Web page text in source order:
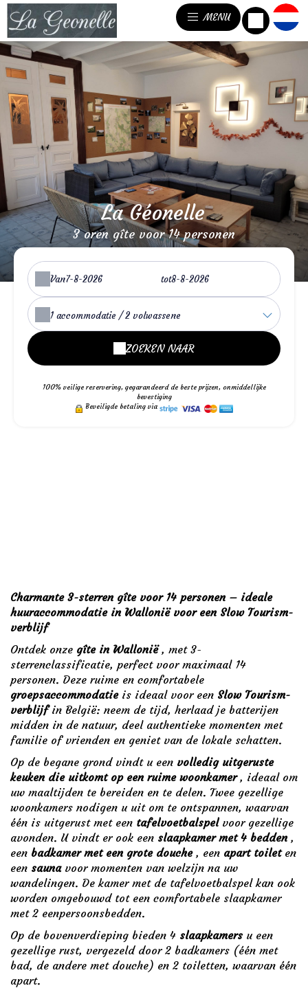
MENU
La Géonelle
3 oren gîte voor 14 personen
Van tot
1 accommodatie /2 volwassene
ZOEKEN NAAR
100% veilige reservering, gegarandeerd de beste prijzen, onmiddellijke
bevestiging
Beveiligde betaling via
Charmante 3-sterren gîte voor 14 personen – ideale
huuraccommodatie in Wallonië voor een Slow Tourism-
verblijf
Ontdek onze gîte in Wallonië, met 3-
sterrenclassificatie, perfect voor maximaal 14
personen. Deze ruime en comfortabele
groepsaccommodatieis ideaal voor een Slow Tourism-
verblijfin België: neem de tijd, herlaad je batterijen
midden in de natuur, deel authentieke momenten met
familie of vrienden en geniet van de lokale schatten.
Op de begane grond vindt u een volledig uitgeruste
keuken die uitkomt op een ruime woonkamer, ideaal om
uw maaltijden te bereiden en te delen. Twee gezellige
woonkamers nodigen u uit om te ontspannen, waarvan
één is uitgerust met een tafelvoetbalspelvoor gezellige
avonden. U vindt er ook een slaapkamer met 4 bedden,
een badkamer met een grote douche, een apart toileten
een saunavoor momenten van welzijn na uw
wandelingen. De kamer met de tafelvoetbalspel kan ook
worden omgebouwd tot een comfortabele slaapkamer
met 2 eenpersoonsbedden.
Op de bovenverdieping bieden 4 slaapkamers u een
gezellige rust, vergezeld door 2 badkamers (één met
bad, de andere met douche) en 2 toiletten, waarvan één
apart.